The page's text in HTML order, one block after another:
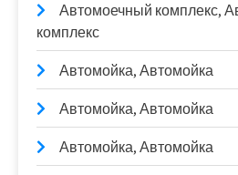
Автомоечный комплекс,
комплекс
Автомойка, Автомойка
Автомойка, Автомойка
Автомойка, Автомойка